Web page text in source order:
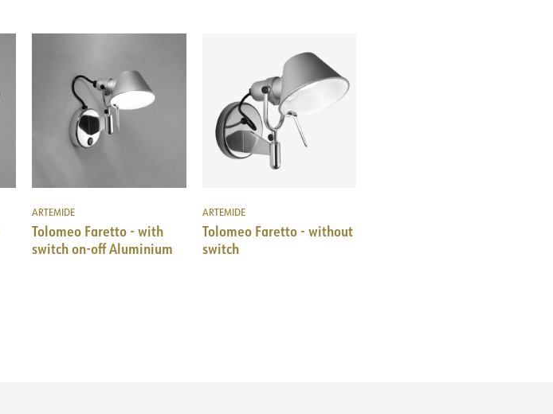
ARTEMIDE
Tolomeo Faretto - with
switch on-off Aluminium
ARTEMIDE
Tolomeo Faretto - without
switch